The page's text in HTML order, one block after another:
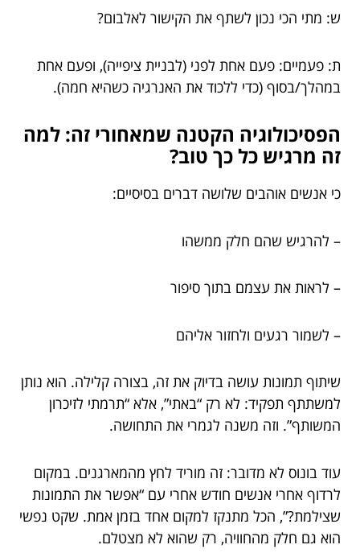
ש: מתי הכי נכון לשתף את הקישור לאלבום?
ת: פעמיים: פעם אחת לפני (לבניית ציפייה), ופעם אחת
במהלך/בסוף (כדי ללכוד את האנרגיה כשהיא חמה).
הפסיכולוגיה הקטנה שמאחורי זה: למה
זה מרגיש כל כך טוב?
כי אנשים אוהבים שלושה דברים בסיסיים:
– להרגיש שהם חלק ממשהו
– לראות את עצמם בתוך סיפור
– לשמור רגעים ולחזור אליהם
שיתוף תמונות עושה בדיוק את זה, בצורה קלילה. הוא נותן
למשתתף תפקיד: לא רק “באתי”, אלא “תרמתי לזיכרון
המשותף”. וזה משנה לגמרי את התחושה.
עוד בונוס לא מדובר: זה מוריד לחץ מהמארגנים. במקום
לרדוף אחרי אנשים חודש אחרי עם “אפשר את התמונות
שצילמת?”, הכל מתנקז למקום אחד בזמן אמת. שקט נפשי
הוא גם חלק מהחוויה, רק שהוא לא מצטלם.